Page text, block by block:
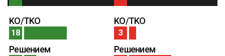
KO/TKO
18
Решением
KO/TKO
3
Решением